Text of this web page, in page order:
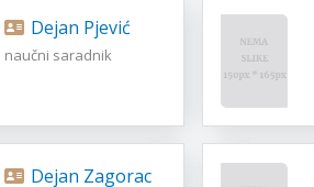
Dejan Pjević
naučni saradnik
Dejan Zagorac